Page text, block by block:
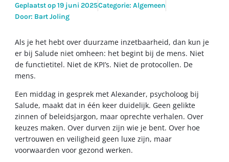
Geplaatst op19 juni 2025Categorie: Algemeen
Door: Bart Joling
Als je het hebt over duurzame inzetbaarheid, dan kun je
er bij Salude niet omheen: het begint bij de mens. Niet
de functietitel. Niet de KPI’s. Niet de protocollen. De
mens.
Een middag in gesprek met Alexander, psycholoog bij
Salude, maakt dat in één keer duidelijk. Geen gelikte
zinnen of beleidsjargon, maar oprechte verhalen. Over
keuzes maken. Over durven zijn wie je bent. Over hoe
vertrouwen en veiligheid geen luxe zijn, maar
voorwaarden voor gezond werken.